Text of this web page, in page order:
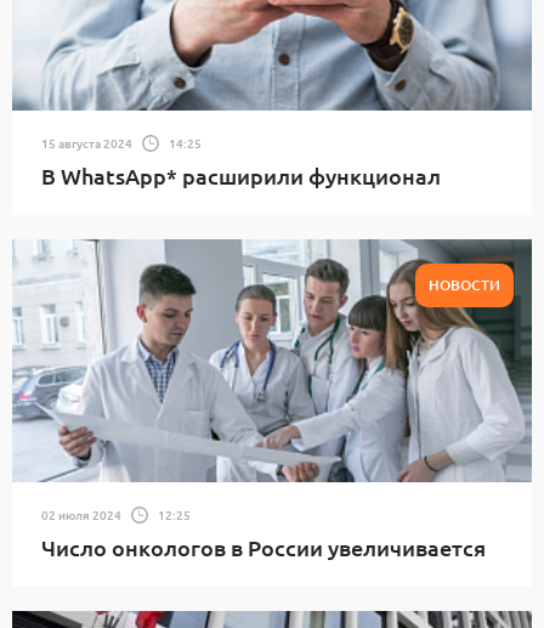
15 августа 2024 14:25
В WhatsApp* расширили функционал
НОВОСТИ
02 июля 2024 12:25
Число онкологов в России увеличивается